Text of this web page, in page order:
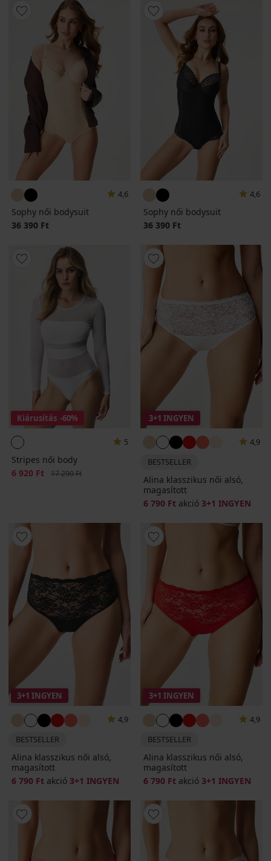
4,6
Sophy női bodysuit
36 390 Ft
4,6
Sophy női bodysuit
36 390 Ft
Kiárusítás -60%
5
Stripes női body
Kedvezmény
6 920 Ft Eredeti ár
17 290 Ft
3+1 INGYEN
4,9
BESTSELLER
Alina klasszikus női alsó,
magasított
6 790 Ft akció 3+1 INGYEN
3+1 INGYEN
4,9
BESTSELLER
Alina klasszikus női alsó,
magasított
6 790 Ft akció 3+1 INGYEN
3+1 INGYEN
4,9
BESTSELLER
Alina klasszikus női alsó,
magasított
6 790 Ft akció 3+1 INGYEN